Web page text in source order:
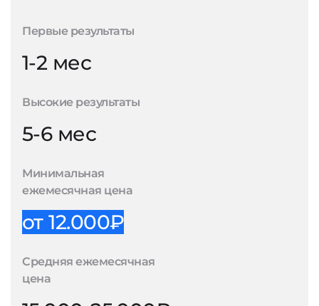
Первые результаты
1-2 мес
Высокие результаты
5-6 мес
Минимальная
ежемесячная цена
от 12.000₽
Средняя ежемесячная
цена